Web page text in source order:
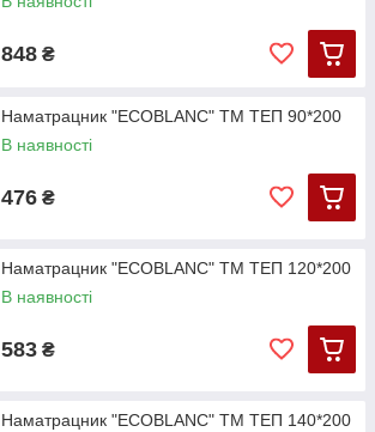
848 ₴
Наматрацник "ECOBLANC" ТМ ТЕП 90*200
В наявності
476 ₴
Наматрацник "ECOBLANC" ТМ ТЕП 120*200
В наявності
583 ₴
Наматрацник "ECOBLANC" ТМ ТЕП 140*200